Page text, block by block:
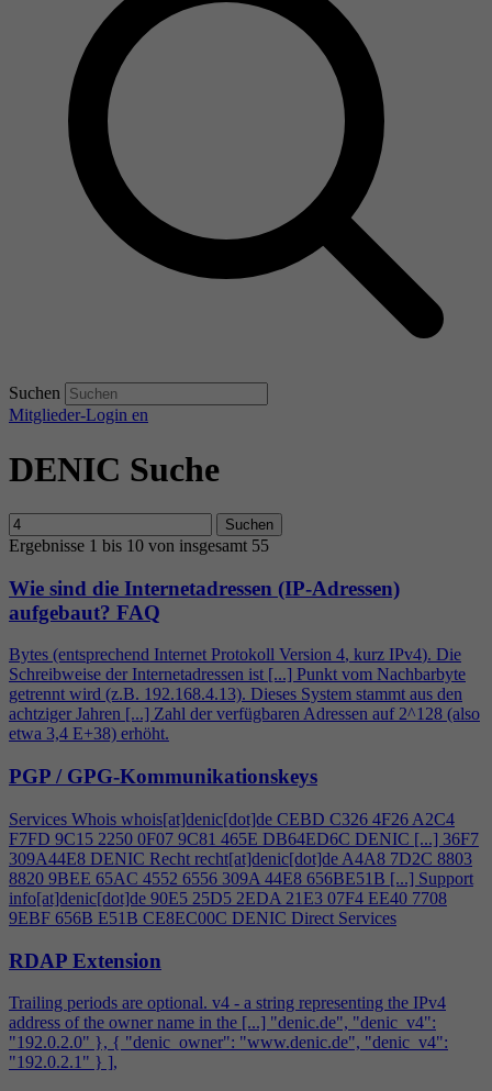
Suchen
Mitglieder-Login en
DENIC Suche
Suchen
Ergebnisse 1 bis 10 von insgesamt 55
Wie sind die Internetadressen (IP-Adressen)
aufgebaut? FAQ
Bytes (entsprechend Internet Protokoll Version 4, kurz IPv4). Die
Schreibweise der Internetadressen ist [...] Punkt vom Nachbarbyte
getrennt wird (z.B. 192.168.4.13). Dieses System stammt aus den
achtziger Jahren [...] Zahl der verfügbaren Adressen auf 2^128 (also
etwa 3,4 E+38) erhöht.
PGP / GPG-Kommunikationskeys
Services Whois whois[at]denic[dot]de CEBD C326 4F26 A2C4
F7FD 9C15 2250 0F07 9C81 465E DB64ED6C DENIC [...] 36F7
309A44E8 DENIC Recht recht[at]denic[dot]de A4A8 7D2C 8803
8820 9BEE 65AC 4552 6556 309A 44E8 656BE51B [...] Support
info[at]denic[dot]de 90E5 25D5 2EDA 21E3 07F4 EE40 7708
9EBF 656B E51B CE8EC00C DENIC Direct Services
RDAP Extension
Trailing periods are optional. v4 - a string representing the IPv4
address of the owner name in the [...] "denic.de", "denic_v4":
"192.0.2.0" }, { "denic_owner": "www.denic.de", "denic_v4":
"192.0.2.1" } ],